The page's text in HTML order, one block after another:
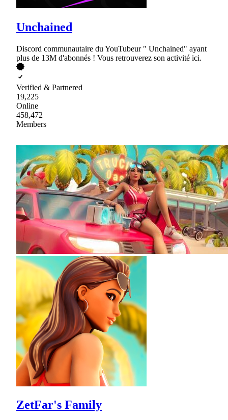
Unchained
Discord communautaire du YouTubeur " Unchained" ayant
plus de 13M d'abonnés ! Vous retrouverez son activité ici.
Verified & Partnered
19,225
Online
458,472
Members
ZetFar's Family